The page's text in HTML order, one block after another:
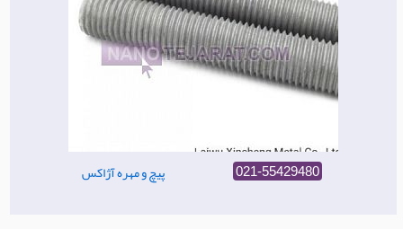
پیچ و مهره آژاکس 021-55429480